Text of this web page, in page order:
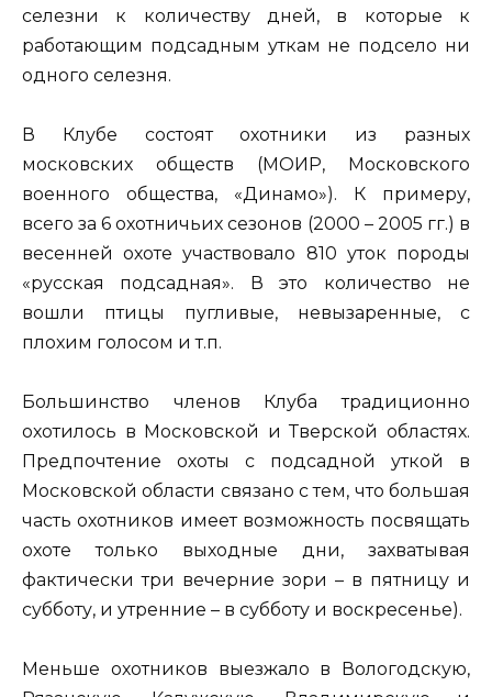
селезни к количеству дней, в которые к
работающим подсадным уткам не подсело ни
одного селезня.
В Клубе состоят охотники из разных
московских обществ (МОИР, Московского
военного общества, «Динамо»). К примеру,
всего за 6 охотничьих сезонов (2000 – 2005 гг.) в
весенней охоте участвовало 810 уток породы
«русская подсадная». В это количество не
вошли птицы пугливые, невызаренные, с
плохим голосом и т.п.
Большинство членов Клуба традиционно
охотилось в Московской и Тверской областях.
Предпочтение охоты с подсадной уткой в
Московской области связано с тем, что большая
часть охотников имеет возможность посвящать
охоте только выходные дни, захватывая
фактически три вечерние зори – в пятницу и
субботу, и утренние – в субботу и воскресенье).
Меньше охотников выезжало в Вологодскую,